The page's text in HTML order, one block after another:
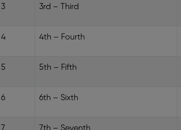
3 3rd – Third
4 4th – Fourth
5 5th – Fifth
6 6th – Sixth
7 7th – Seventh